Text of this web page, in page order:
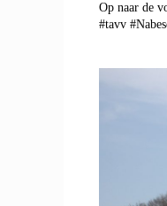
Op naar de
#tavv